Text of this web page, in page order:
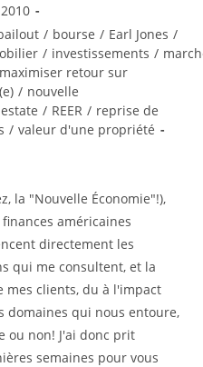
/ bourse / Earl Jones /
/ investissements /
maximiser retour sur
/ nouvelle
/ REER / reprise de
/ valeur d'une propriété
la "Nouvelle Économie"!),
américaines
directement les
qui me consultent, et la
mes clients, du à l'impact
domaines qui nous entoure,
ou non! J'ai donc prit
semaines pour vous